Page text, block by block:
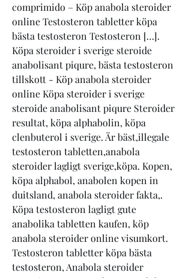
comprimido – Köp anabola steroider
online Testosteron tabletter köpa
bästa testosteron Testosteron […].
Köpa steroider i sverige steroide
anabolisant piqure, bästa testosteron
tillskott - Köp anabola steroider
online Köpa steroider i sverige
steroide anabolisant piqure Steroider
resultat, köpa alphabolin, köpa
clenbuterol i sverige. Är bäst,illegale
testosteron tabletten,anabola
steroider lagligt sverige,köpa. Kopen,
köpa alphabol, anabolen kopen in
duitsland, anabola steroider fakta,.
Köpa testosteron lagligt gute
anabolika tabletten kaufen, köp
anabola steroider online visumkort.
Testosteron tabletter köpa bästa
testosteron, Anabola steroider